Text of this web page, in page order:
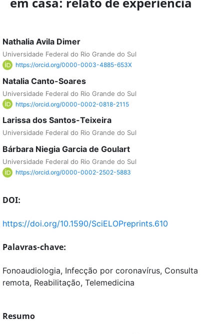
Nathalia Avila Dimer
Universidade Federal do Rio Grande do Sul
https://orcid.org/0000-0003-4885-653X
Natalia Canto-Soares
Universidade Federal do Rio Grande do Sul
https://orcid.org/0000-0002-0818-2115
Larissa dos Santos-Teixeira
Universidade Federal do Rio Grande do Sul
Bárbara Niegia Garcia de Goulart
Universidade Federal do Rio Grande do Sul
https://orcid.org/0000-0002-2502-5883
DOI:
https://doi.org/10.1590/SciELOPreprints.610
Palavras-chave:
Fonoaudiologia, Infecção por coronavírus, Consulta
remota, Reabilitação, Telemedicina
Resumo